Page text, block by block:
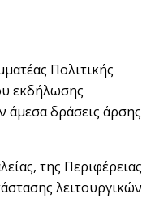
Πολιτικής
εκδήλωσης
άμεσα δράσεις άρσης
της Περιφέρειας
λειτουργικών